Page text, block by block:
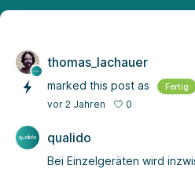
thomas_lachauer
marked this post as Fertig
vor 2 Jahren 0
qualido
Bei Einzelgeräten wird